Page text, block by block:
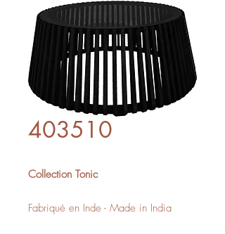
403510
Collection Tonic
Fabriqué en Inde - Made in India